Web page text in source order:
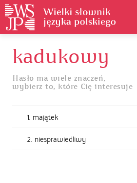
Historia słownika
Jak korzystać
kadukowy
Hasło ma wiele znaczeń,
wybierz to, które Cię interesuje
1. majątek
2. niesprawiedliwy